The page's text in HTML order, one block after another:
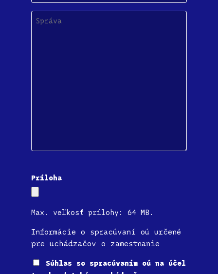
Správa
Príloha
Max. veľkosť prílohy: 64 MB.
Informácie o spracúvaní oú určené
pre uchádzačov o zamestnanie
SúhlasSúhlas so spracúvaním oú na účel